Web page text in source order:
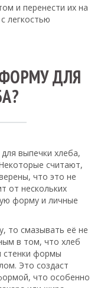
и перенести их на
легкостью
ДЛЯ
выпечки хлеба,
считают,
что это не
от нескольких
форму и личные
то смазывать её не
в том, что хлеб
стенки формы
Это создаст
что особенно